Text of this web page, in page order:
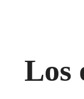
Los